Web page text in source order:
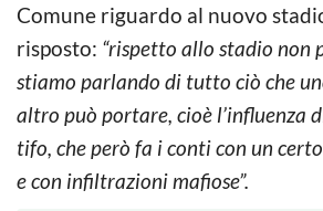
Comune riguardo al nuovo
risposto: “rispetto allo stadio non
stiamo parlando di tutto ciò che
altro può portare, cioè l’influenza
tifo, che però fa i conti con un
e con infiltrazioni mafiose”.